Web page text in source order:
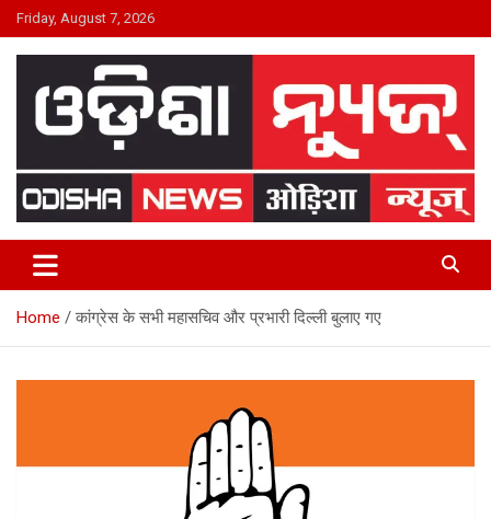
Skip
to
content
Friday, August 7, 2026
ODISHA NEWS
Home कांग्रेस के सभी महासचिव और प्रभारी दिल्ली बुलाए गए